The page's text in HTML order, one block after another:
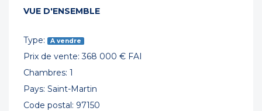
VUE D'ENSEMBLE
Type: A vendre
Prix de vente: 368 000 € FAI
Chambres: 1
Pays: Saint-Martin
Code postal: 97150